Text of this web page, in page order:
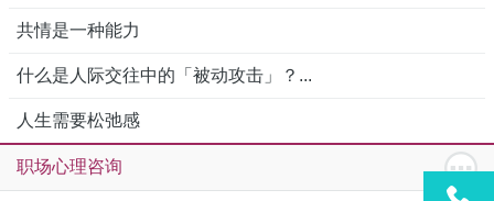
共情是一种能力
什么是人际交往中的「被动攻击」？...
人生需要松弛感
职场心理咨询